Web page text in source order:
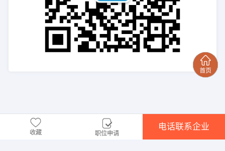
收藏 职位申请
电话联系企业